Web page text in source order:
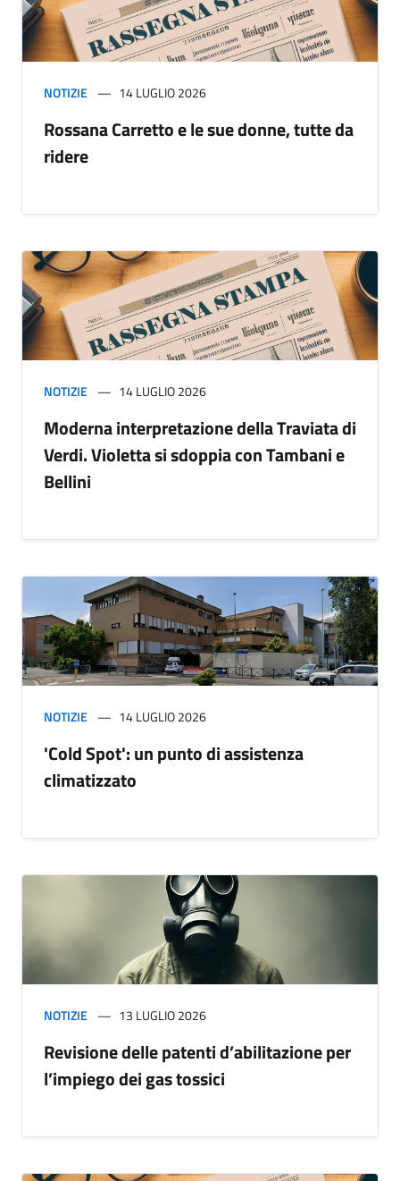
NOTIZIE 14 LUGLIO 2026
Rossana Carretto e le sue donne, tutte da
ridere
NOTIZIE 14 LUGLIO 2026
Moderna interpretazione della Traviata di
Verdi. Violetta si sdoppia con Tambani e
Bellini
NOTIZIE 14 LUGLIO 2026
'Cold Spot': un punto di assistenza
climatizzato
NOTIZIE 13 LUGLIO 2026
Revisione delle patenti d’abilitazione per
l’impiego dei gas tossici